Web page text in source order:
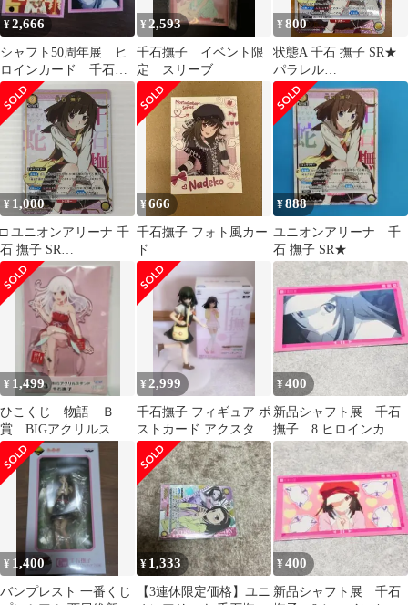
¥2,666
シャフト50周年展 ヒ
ロインカード 千石撫
子 6枚
¥ 2,593
千石撫子 イベント限
定 スリーブ
¥800
状態A 千石 撫子 SR★
パラレル
UA42BT/MGS-1-014 ユ
ニオンアリーナ 物語シ
リーズ
¥ 1,000
□ ユニオンアリーナ 千
石 撫子 SR
UA42BT/MGS-1-014 中
古品 smtani096870
¥666
千石撫子 フォト風カー
ド
¥888
ユニオンアリーナ 千
石 撫子 SR★
¥ 1,499
ひこくじ 物語 Ｂ
賞 BIGアクリルスタ
ンド 千石撫子
¥ 2,999
千石撫子 フィギュア ポ
ストカード アクスタま
とめセット
¥400
新品シャフト展 千石
撫子 8 ヒロインカー
ド
¥ 1,400
バンプレスト 一番くじ
¥ 1,333
【3連休限定価格】ユニ
¥400
新品シャフト展 千石